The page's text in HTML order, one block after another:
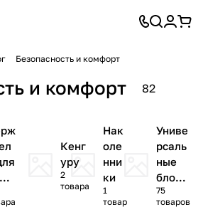
Безопасность и комфорт
и комфорт 82
Кенг
уру
2
товара
Нак
оле
нни
ки
1
товар
Униве
рсаль
ные
блоки
ратор
ы
75
товаров